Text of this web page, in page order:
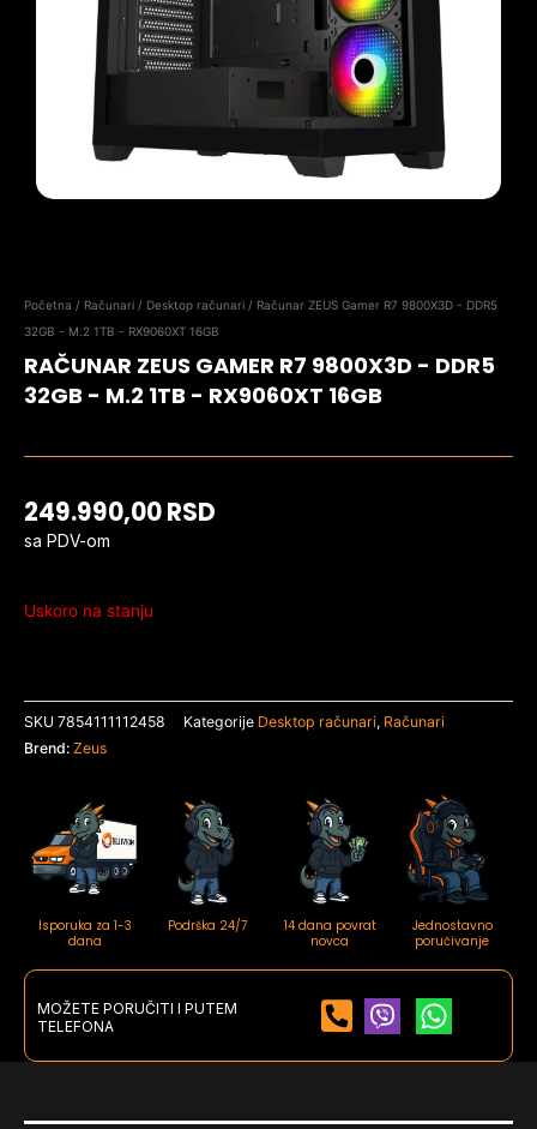
Početna / Računari / Desktop računari / Računar ZEUS Gamer R7 9800X3D - DDR5
32GB - M.2 1TB - RX9060XT 16GB
RAČUNAR ZEUS GAMER R7 9800X3D - DDR5
32GB - M.2 1TB - RX9060XT 16GB
249.990,00RSD
sa PDV-om
Uskoro na stanju
SKU 7854111112458 Kategorije Desktop računari, Računari
Brend: Zeus
Isporuka za 1-3
dana
Podrška 24/7
14 dana povrat
novca
Jednostavno
poručivanje
MOŽETE PORUČITI I PUTEM
TELEFONA